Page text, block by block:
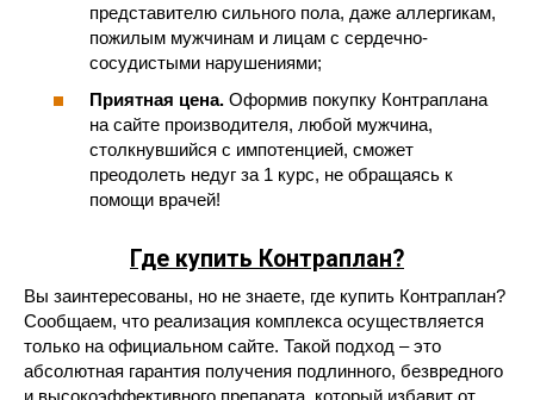
представителю сильного пола, даже аллергикам,
пожилым мужчинам и лицам с сердечно-
сосудистыми нарушениями;
Приятная цена. Оформив покупку Контраплана
на сайте производителя, любой мужчина,
столкнувшийся с импотенцией, сможет
преодолеть недуг за 1 курс, не обращаясь к
помощи врачей!
Где купить Контраплан?
Вы заинтересованы, но не знаете, где купить Контраплан?
Сообщаем, что реализация комплекса осуществляется
только на официальном сайте. Такой подход – это
абсолютная гарантия получения подлинного, безвредного
и высокоэффективного препарата, который избавит от